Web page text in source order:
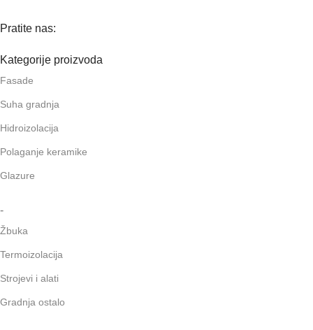
Pratite nas:
Kategorije proizvoda
Fasade
Suha gradnja
Hidroizolacija
Polaganje keramike
Glazure
-
Žbuka
Termoizolacija
Strojevi i alati
Gradnja ostalo